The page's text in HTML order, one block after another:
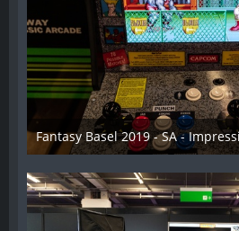
Fantasy Basel 2019 - SA -
21. Mai 2019